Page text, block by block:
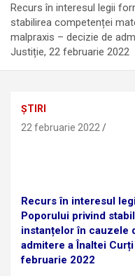
Recurs în interesul legii
stabilirea competenței
malpraxis – decizie de
Justiție, 22 februarie 2022
ȘTIRI
22 februarie 2022
Recurs în interesul
Poporului privind
instanțelor în cauzele
admitere a Înaltei
februarie 2022